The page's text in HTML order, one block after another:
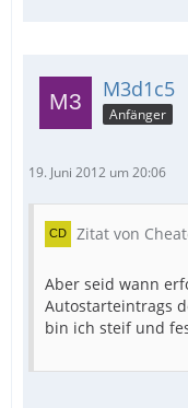
M3d1c5
Anfänger
19. Juni 2012 um 20:06
Zitat von
Aber seid wann
Autostarteintrags
bin ich steif und